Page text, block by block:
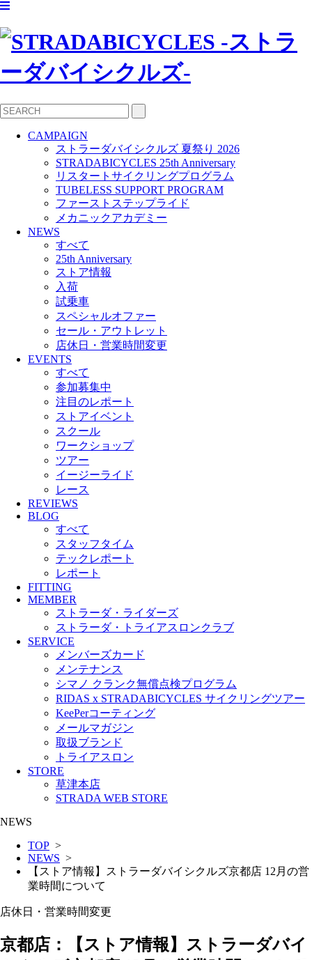
CAMPAIGN
ストラーダバイシクルズ 夏祭り 2026
STRADABICYCLES 25th Anniversary
リスタートサイクリングプログラム
TUBELESS SUPPORT PROGRAM
ファーストステップライド
メカニックアカデミー
NEWS
すべて
25th Anniversary
ストア情報
入荷
試乗車
スペシャルオファー
セール・アウトレット
店休日・営業時間変更
EVENTS
すべて
参加募集中
注目のレポート
ストアイベント
スクール
ワークショップ
ツアー
イージーライド
レース
REVIEWS
BLOG
すべて
スタッフタイム
テックレポート
レポート
FITTING
MEMBER
ストラーダ・ライダーズ
ストラーダ・トライアスロンクラブ
SERVICE
メンバーズカード
メンテナンス
シマノ クランク無償点検プログラム
RIDAS x STRADABICYCLES サイクリングツアー
KeePerコーティング
メールマガジン
取扱ブランド
トライアスロン
STORE
草津本店
STRADA WEB STORE
NEWS
TOP >
NEWS >
【ストア情報】ストラーダバイシクルズ京都店 12月の営
業時間について
店休日・営業時間変更
京都店：【ストア情報】ストラーダバイ